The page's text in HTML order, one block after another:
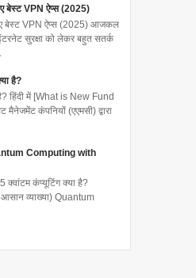
VPN ऐप्स (2025)
बेस्ट VPN ऐप्स (2025) आजकल
सुरक्षा को लेकर बहुत सतर्क
है?
हिंदी में [What is New Fund
कंपनियों (एएमसी) द्वारा
Computing with
कंप्यूटिंग क्या है?
व्याख्या) Quantum